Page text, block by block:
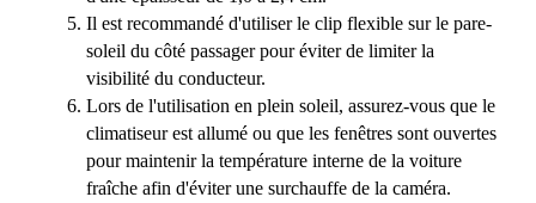
Il est recommandé d'utiliser le clip flexible sur le pare-
soleil du côté passager pour éviter de limiter la
visibilité du conducteur.
Lors de l'utilisation en plein soleil, assurez-vous que le
climatiseur est allumé ou que les fenêtres sont ouvertes
pour maintenir la température interne de la voiture
fraîche afin d'éviter une surchauffe de la caméra.